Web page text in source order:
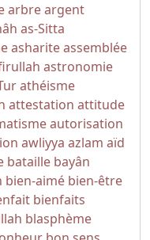
arbreargent
as-Sitta
ashariteassemblée
astronomie
athéisme
attestation attitude
autorisation
awliyya azlam aïd
bataille bayân
bien-aimé bien-être
bienfaits
blasphème